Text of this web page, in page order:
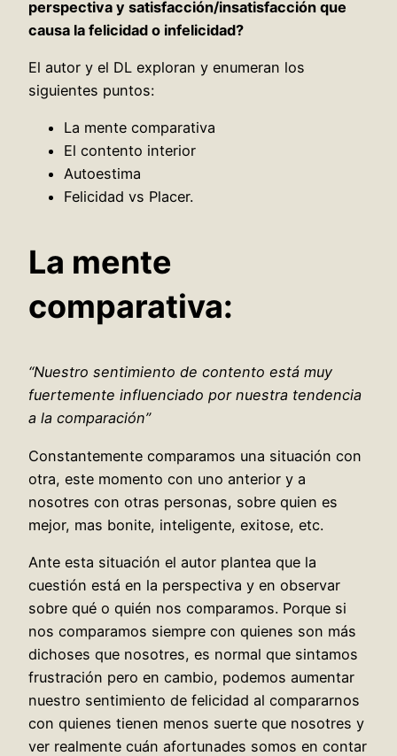
perspectiva y satisfacción/insatisfacción que
causa la felicidad o infelicidad?
El autor y el DL exploran y enumeran los
siguientes puntos:
La mente comparativa
El contento interior
Autoestima
Felicidad vs Placer.
La mente
comparativa:
“Nuestro sentimiento de contento está muy
fuertemente influenciado por nuestra tendencia
a la comparación”
Constantemente comparamos una situación con
otra, este momento con uno anterior y a
nosotres con otras personas, sobre quien es
mejor, mas bonite, inteligente, exitose, etc.
Ante esta situación el autor plantea que la
cuestión está en la perspectiva y en observar
sobre qué o quién nos comparamos. Porque si
nos comparamos siempre con quienes son más
dichoses que nosotres, es normal que sintamos
frustración pero en cambio, podemos aumentar
nuestro sentimiento de felicidad al compararnos
con quienes tienen menos suerte que nosotres y
ver realmente cuán afortunades somos en contar